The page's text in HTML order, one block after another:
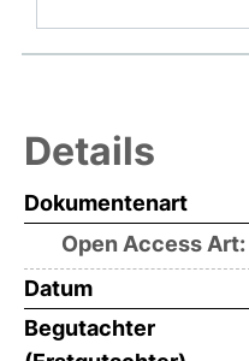
Details
Dokumentenart
Open Access Art:
Datum
Begutachter